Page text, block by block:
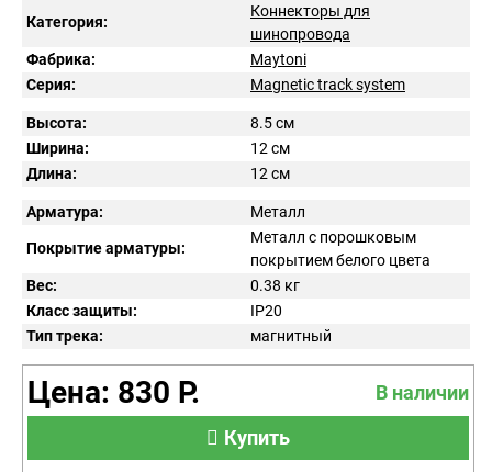
Категория:
Коннекторы для
шинопровода
Фабрика:
Maytoni
Серия:
Magnetic track system
Высота:
8.5 см
Ширина:
12 см
Длина:
12 см
Арматура: Металл
Покрытие арматуры:
Металл с порошковым
покрытием белого цвета
Вес:
0.38 кг
Класс защиты:
IP20
Тип трека:
магнитный
Цена: 830 Р.
В наличии
Купить